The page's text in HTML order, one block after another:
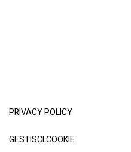
PRIVACY POLICY
GESTISCI COOKIE